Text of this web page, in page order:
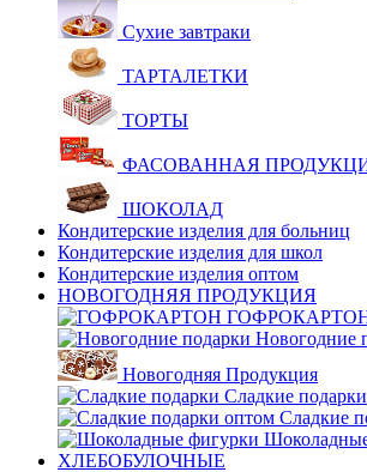
Сухие завтраки
ТАРТАЛЕТКИ
ТОРТЫ
ФАСОВАННАЯ
ШОКОЛАД
Кондитерские изделия для больниц
Кондитерские изделия для школ
Кондитерские изделия оптом
НОВОГОДНЯЯ ПРОДУКЦИЯ
Новогодние
Новогодняя Продукция
Сладкие подарки
Сладкие
ХЛЕБОБУЛОЧНЫЕ